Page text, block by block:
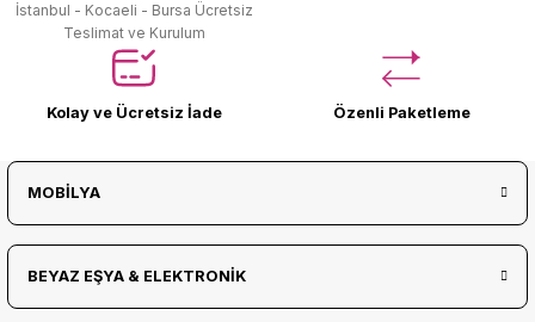
İstanbul - Kocaeli - Bursa Ücretsiz
Teslimat ve Kurulum
Kolay ve Ücretsiz İade Özenli Paketleme
MOBİLYA
BEYAZ EŞYA & ELEKTRONİK